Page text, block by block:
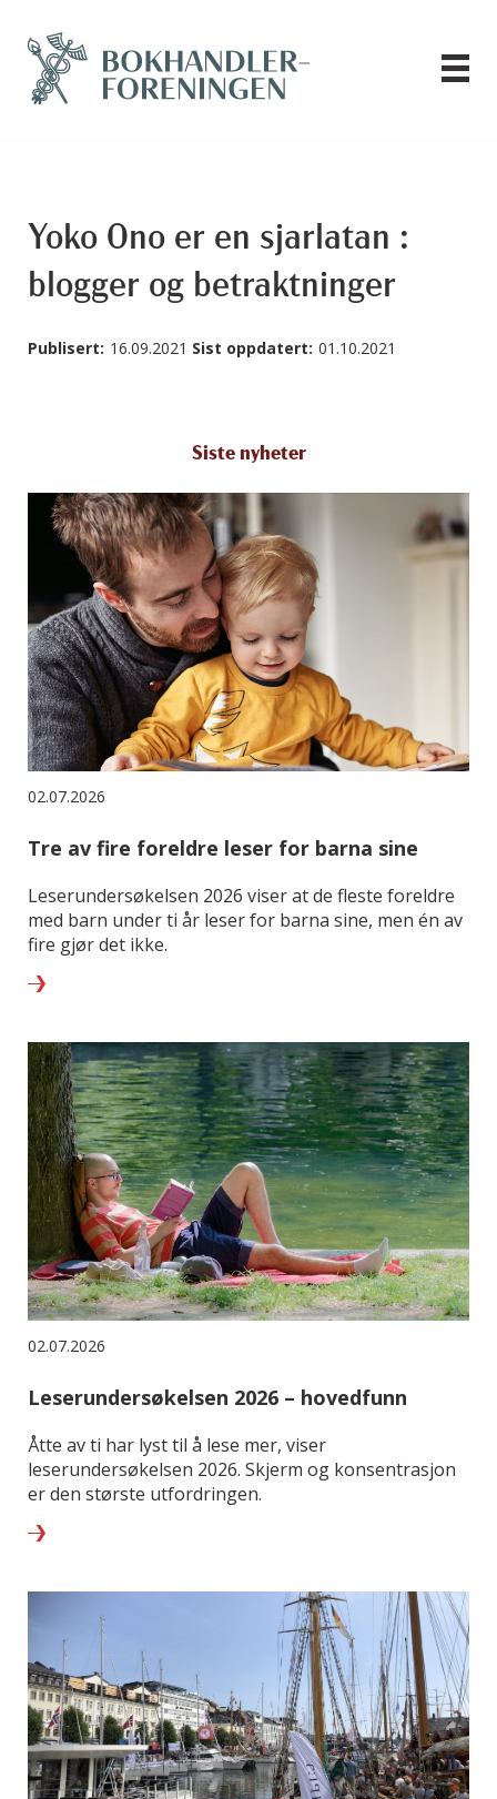
Yoko Ono er en sjarlatan :
blogger og betraktninger
Publisert: 16.09.2021 Sist oppdatert: 01.10.2021
Siste nyheter
02.07.2026
Tre av fire foreldre leser for barna sine
Leserundersøkelsen 2026 viser at de fleste foreldre
med barn under ti år leser for barna sine, men én av
fire gjør det ikke.
02.07.2026
Leserundersøkelsen 2026 – hovedfunn
Åtte av ti har lyst til å lese mer, viser
leserundersøkelsen 2026. Skjerm og konsentrasjon
er den største utfordringen.